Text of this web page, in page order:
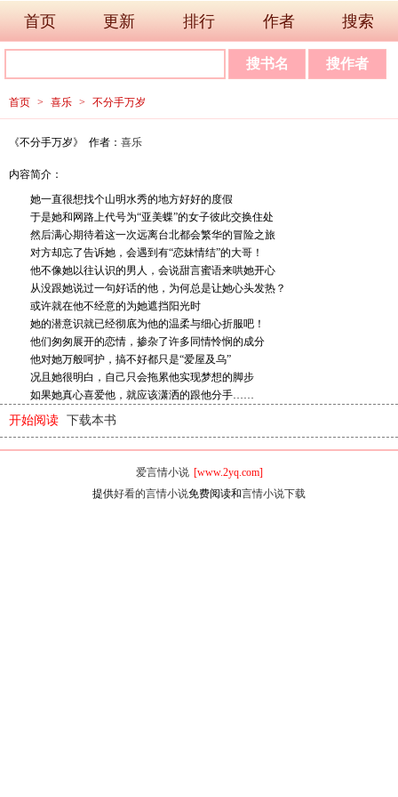
首页 更新 排行 作者 搜索
首页 > 喜乐 > 不分手万岁
《不分手万岁》 作者： 喜乐
内容简介：
她一直很想找个山明水秀的地方好好的度假
于是她和网路上代号为“亚美蝶”的女子彼此交换住处
然后满心期待着这一次远离台北都会繁华的冒险之旅
对方却忘了告诉她，会遇到有“恋妹情结”的大哥！
他不像她以往认识的男人，会说甜言蜜语来哄她开心
从没跟她说过一句好话的他，为何总是让她心头发热？
或许就在他不经意的为她遮挡阳光时
她的潜意识就已经彻底为他的温柔与细心折服吧！
他们匆匆展开的恋情，掺杂了许多同情怜悯的成分
他对她万般呵护，搞不好都只是“爱屋及乌”
况且她很明白，自己只会拖累他实现梦想的脚步
如果她真心喜爱他，就应该潇洒的跟他分手……
开始阅读 下载本书
爱言情小说 [www.2yq.com]
提供好看的言情小说免费阅读和言情小说下载